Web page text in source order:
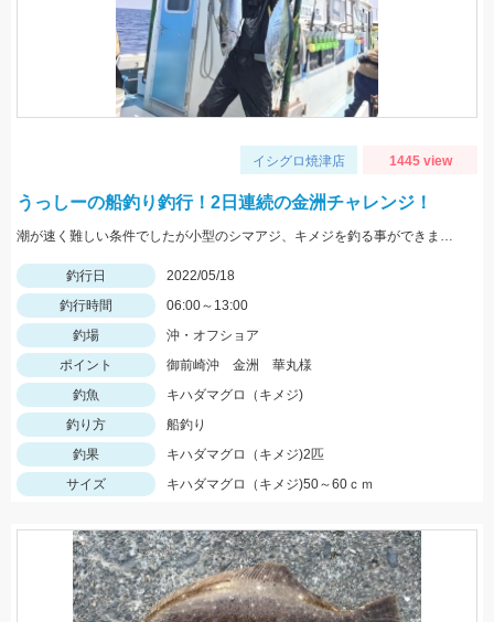
イシグロ焼津店 1445 view
うっしーの船釣り釣行！2日連続の金洲チャレンジ！
潮が速く難しい条件でしたが小型のシマアジ、キメジを釣る事ができました。
釣行日
2022/05/18
釣行時間
06:00～13:00
釣場
沖・オフショア
ポイント
御前崎沖 金洲 華丸様
釣魚
キハダマグロ（キメジ)
釣り方
船釣り
釣果
キハダマグロ（キメジ)2匹
サイズ
キハダマグロ（キメジ)50～60ｃｍ